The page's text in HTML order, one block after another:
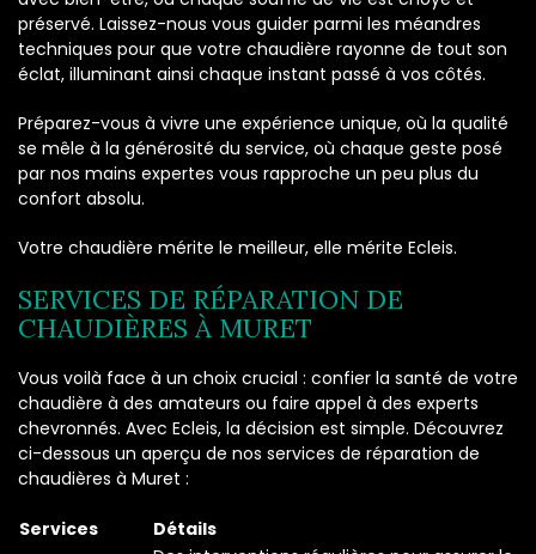
préservé. Laissez-nous vous guider parmi les méandres
techniques pour que votre chaudière rayonne de tout son
éclat, illuminant ainsi chaque instant passé à vos côtés.
Préparez-vous à vivre une expérience unique, où la qualité
se mêle à la générosité du service, où chaque geste posé
par nos mains expertes vous rapproche un peu plus du
confort absolu.
Votre chaudière mérite le meilleur, elle mérite Ecleis.
SERVICES DE RÉPARATION DE
CHAUDIÈRES À MURET
Vous voilà face à un choix crucial : confier la santé de votre
chaudière à des amateurs ou faire appel à des experts
chevronnés. Avec Ecleis, la décision est simple. Découvrez
ci-dessous un aperçu de nos services de réparation de
chaudières à Muret :
Services Détails